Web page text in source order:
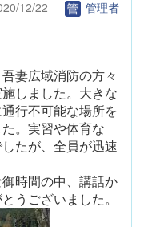
12/22 管理者
妻広域消防の方々
しました。大きな
行不可能な場所を
。実習や体育な
たが、全員が迅速
時間の中、講話か
うございました。